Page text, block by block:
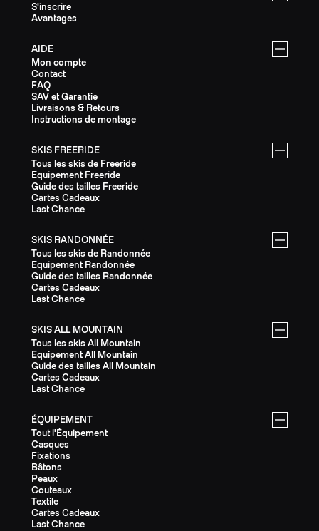
S'inscrire
Avantages
AIDE
Mon compte
Contact
FAQ
SAV et Garantie
Livraisons & Retours
Instructions de montage
SKIS FREERIDE
Tous les skis de Freeride
Equipement Freeride
Guide des tailles Freeride
Cartes Cadeaux
Last Chance
SKIS RANDONNÉE
Tous les skis de Randonnée
Equipement Randonnée
Guide des tailles Randonnée
Cartes Cadeaux
Last Chance
SKIS ALL MOUNTAIN
Tous les skis All Mountain
Equipement All Mountain
Guide des tailles All Mountain
Cartes Cadeaux
Last Chance
ÉQUIPEMENT
Tout l'Équipement
Casques
Fixations
Bâtons
Peaux
Couteaux
Textile
Cartes Cadeaux
Last Chance